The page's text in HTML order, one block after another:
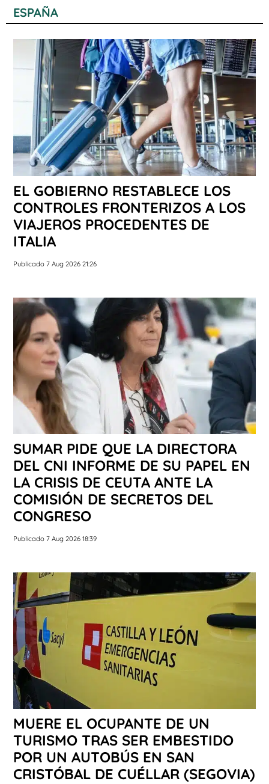
ESPAÑA
EL GOBIERNO RESTABLECE LOS
CONTROLES FRONTERIZOS A LOS
VIAJEROS PROCEDENTES DE
ITALIA
Publicado 7 Aug 2026 21:26
SUMAR PIDE QUE LA DIRECTORA
DEL CNI INFORME DE SU PAPEL EN
LA CRISIS DE CEUTA ANTE LA
COMISIÓN DE SECRETOS DEL
CONGRESO
Publicado 7 Aug 2026 18:39
MUERE EL OCUPANTE DE UN
TURISMO TRAS SER EMBESTIDO
POR UN AUTOBÚS EN SAN
CRISTÓBAL DE CUÉLLAR (SEGOVIA)